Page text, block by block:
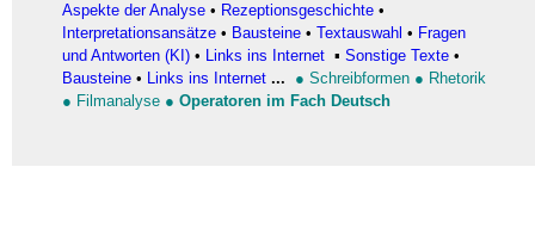
Aspekte der Analyse • Rezeptionsgeschichte •
Interpretationsansätze • Bausteine • Textauswahl • Fragen
und Antworten (KI) • Links ins Internet ▪ Sonstige Texte •
Bausteine • Links ins Internet ... ● Schreibformen ● Rhetorik
● Filmanalyse ● Operatoren im Fach Deutsch